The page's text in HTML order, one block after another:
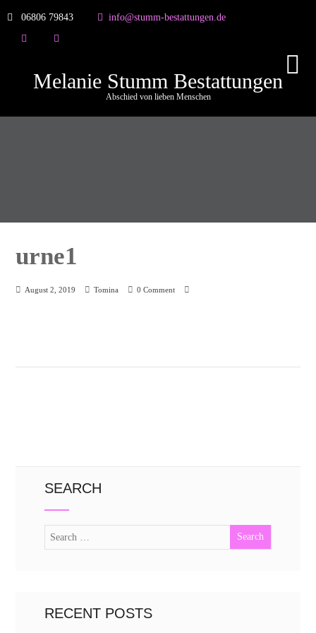
06806 79843 info@stumm-bestattungen.de
Melanie Stumm Bestattungen
Abschied von lieben Menschen
urne1
August 2, 2019 Tomina 0 Comment
SEARCH
RECENT POSTS